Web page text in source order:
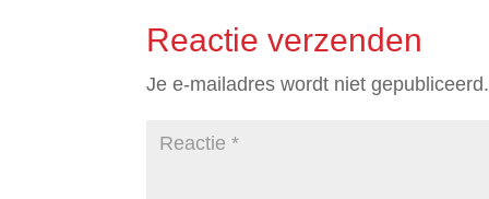
Reactie verzenden
Je e-mailadres wordt niet gepubliceerd.